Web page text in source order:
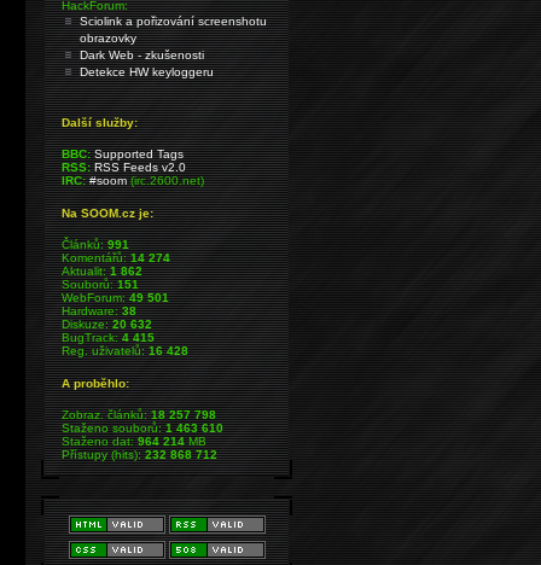
HackForum:
Sciolink a pořizování screenshotu
obrazovky
Dark Web - zkušenosti
Detekce HW keyloggeru
Další služby:
BBC: Supported Tags
RSS: RSS Feeds v2.0
IRC: #soom(irc.2600.net)
Na SOOM.cz je:
Článků:991
Komentářů:14 274
Aktualit:1 862
Souborů:151
WebForum:49 501
Hardware:38
Diskuze:20 632
BugTrack:4 415
Reg. uživatelů:16 428
A proběhlo:
Zobraz. článků:18 257 798
Staženo souborů:1 463 610
Staženo dat:964 214MB
Přístupy (hits):232 868 712